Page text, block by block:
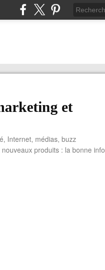
et
Internet, médias, buzz
produits : la bonne info